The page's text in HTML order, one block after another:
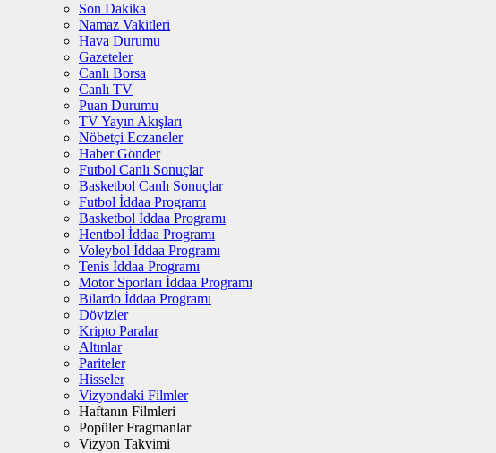
Son Dakika
Namaz Vakitleri
Hava Durumu
Gazeteler
Canlı Borsa
Canlı TV
Puan Durumu
TV Yayın Akışları
Nöbetçi Eczaneler
Haber Gönder
Futbol Canlı Sonuçlar
Basketbol Canlı Sonuçlar
Futbol İddaa Programı
Basketbol İddaa Programı
Hentbol İddaa Programı
Voleybol İddaa Programı
Tenis İddaa Programı
Motor Sporları İddaa Programı
Bilardo İddaa Programı
Dövizler
Kripto Paralar
Altınlar
Pariteler
Hisseler
Vizyondaki Filmler
Haftanın Filmleri
Popüler Fragmanlar
Vizyon Takvimi